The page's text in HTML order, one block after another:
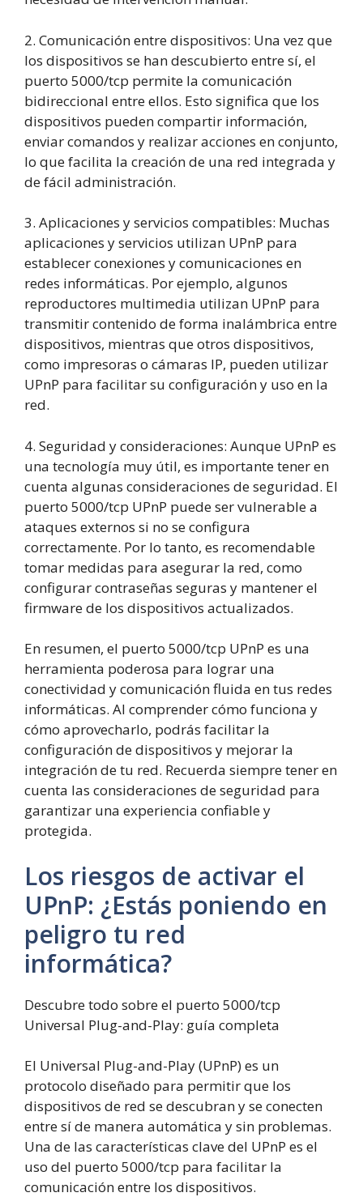
2. Comunicación entre dispositivos: Una vez que
los dispositivos se han descubierto entre sí, el
puerto 5000/tcp permite la comunicación
bidireccional entre ellos. Esto significa que los
dispositivos pueden compartir información,
enviar comandos y realizar acciones en conjunto,
lo que facilita la creación de una red integrada y
de fácil administración.
3. Aplicaciones y servicios compatibles: Muchas
aplicaciones y servicios utilizan UPnP para
establecer conexiones y comunicaciones en
redes informáticas. Por ejemplo, algunos
reproductores multimedia utilizan UPnP para
transmitir contenido de forma inalámbrica entre
dispositivos, mientras que otros dispositivos,
como impresoras o cámaras IP, pueden utilizar
UPnP para facilitar su configuración y uso en la
red.
4. Seguridad y consideraciones: Aunque UPnP es
una tecnología muy útil, es importante tener en
cuenta algunas consideraciones de seguridad. El
puerto 5000/tcp UPnP puede ser vulnerable a
ataques externos si no se configura
correctamente. Por lo tanto, es recomendable
tomar medidas para asegurar la red, como
configurar contraseñas seguras y mantener el
firmware de los dispositivos actualizados.
En resumen, el puerto 5000/tcp UPnP es una
herramienta poderosa para lograr una
conectividad y comunicación fluida en tus redes
informáticas. Al comprender cómo funciona y
cómo aprovecharlo, podrás facilitar la
configuración de dispositivos y mejorar la
integración de tu red. Recuerda siempre tener en
cuenta las consideraciones de seguridad para
garantizar una experiencia confiable y
protegida.
Los riesgos de activar el
UPnP: ¿Estás poniendo en
peligro tu red
informática?
Descubre todo sobre el puerto 5000/tcp
Universal Plug-and-Play: guía completa
El Universal Plug-and-Play (UPnP) es un
protocolo diseñado para permitir que los
dispositivos de red se descubran y se conecten
entre sí de manera automática y sin problemas.
Una de las características clave del UPnP es el
uso del puerto 5000/tcp para facilitar la
comunicación entre los dispositivos.